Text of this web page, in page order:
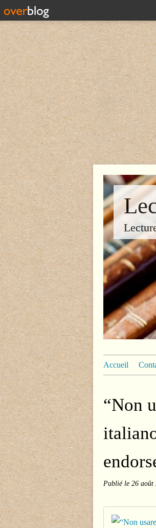
Accueil
“Non
Publié le 26 août